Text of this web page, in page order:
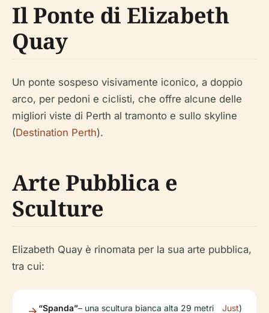
Il Ponte di Elizabeth
Quay
Un ponte sospeso visivamente iconico, a doppio
arco, per pedoni e ciclisti, che offre alcune delle
migliori viste di Perth al tramonto e sullo skyline
(Destination Perth).
Arte Pubblica e
Sculture
Elizabeth Quay è rinomata per la sua arte pubblica,
tra cui:
“Spanda”– una scultura bianca alta 29 metri Just)